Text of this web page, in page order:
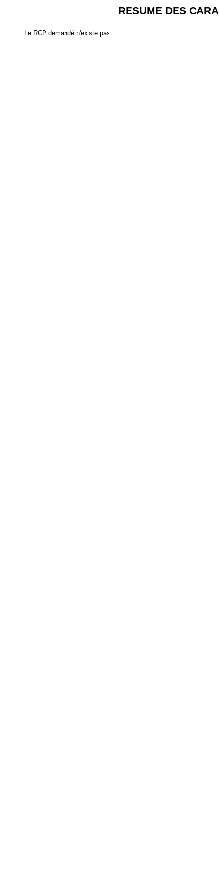
RESUME DES
Le RCP demandé n'existe pas